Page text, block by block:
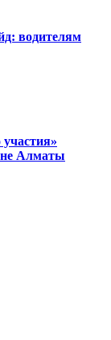
водителям
Алматы